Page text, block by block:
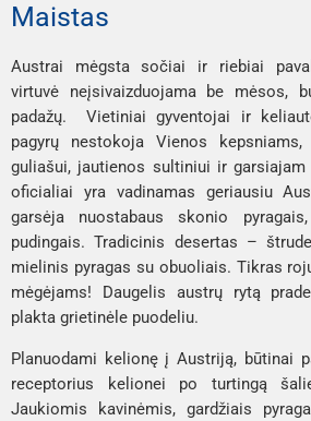
Maistas
Austrai mėgsta sočiai ir riebiai
virtuvė neįsivaizduojama be mėsos,
padažų. Vietiniai gyventojai ir
pagyrų nestokoja Vienos kepsniams,
guliašui, jautienos sultiniui ir
oficialiai yra vadinamas geriausiu
garsėja nuostabaus skonio
pudingais. Tradicinis desertas –
mielinis pyragas su obuoliais. Tikras
mėgėjams! Daugelis austrų rytą
plakta grietinėle puodeliu.
Planuodami kelionę į Austriją, būtinai
receptorius kelionei po turtingą
Jaukiomis kavinėmis, gardžiais